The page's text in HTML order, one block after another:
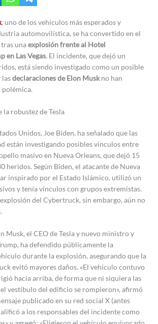
, uno de los vehículos más esperados y
automovilística, se ha convertido en el
unaexplosión frente al Hotel
en Las Vegas. El incidente, que dejó un
está siendo investigado como un posible
lasdeclaraciones de Elon Muskno han
polémica.
la robustez de Tesla
Unidos, Joe Biden, ha señalado que las
están investigando posibles vínculos entre
masivo en Nueva Orleans, que dejó 15
heridos. Según Biden, el atacante de Nueva
inspirado por el Estado Islámico, utilizó un
y tenía vínculos con grupos extremistas.
del Cybertruck, sin embargo, aún no
Musk, el CEO de Tesla y nuevo ministro y
ha defendido públicamente la
durante la explosión, asegurando que la
evitó mayores daños. «El vehículo contuvo
hacia arriba, de forma que ni siquiera las
vestíbulo del edificio se rompieron», afirmó
publicado en su red social X (antes
a los responsables del incidente como